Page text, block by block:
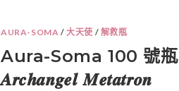
AURA-SOMA /大天使 / 解救瓶
Aura-Soma 100 號
𝑨𝒓𝒄𝒉𝒂𝒏𝒈𝒆𝒍 𝑴𝒆𝒕𝒂𝒕𝒓𝒐𝒏